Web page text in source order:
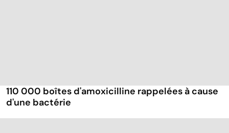
110 000 boîtes d'amoxicilline rappelées à cause
d'une bactérie